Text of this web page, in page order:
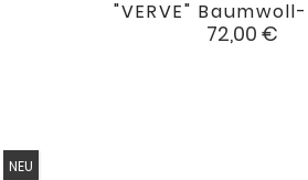
"VERVE"
Preis
72,00 €

NEU